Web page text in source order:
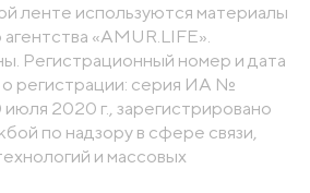
ленте используются материалы
«AMUR.LIFE».
Регистрационный номер и дата
регистрации: серия ИА №
2020 г., зарегистрировано
по надзору в сфере связи,
и массовых